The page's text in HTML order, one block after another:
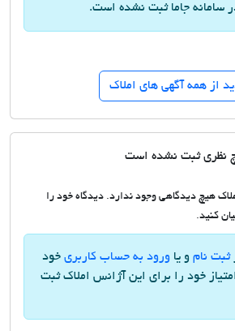
سامانه جاما ثبت نشده است.
از همه آگهی های املاک
نظری ثبت نشده است
هیچ دیدگاهی وجود ندارد. دیدگاه خود را
کنید.
ثبت نام و یا ورود به حساب کاربری خود
خود را برای این آژانس املاک ثبت